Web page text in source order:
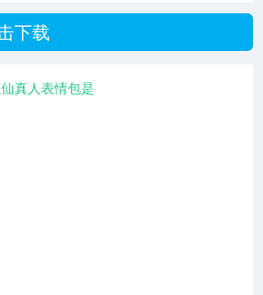
下载
真人表情包是